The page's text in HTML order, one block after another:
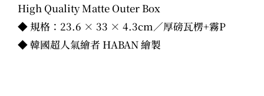
High Quality Matte Outer Box
◆ 規格：23.6 × 33 × 4.3cm／厚磅瓦楞+霧P
◆ 韓國超人氣繪者 HABAN 繪製